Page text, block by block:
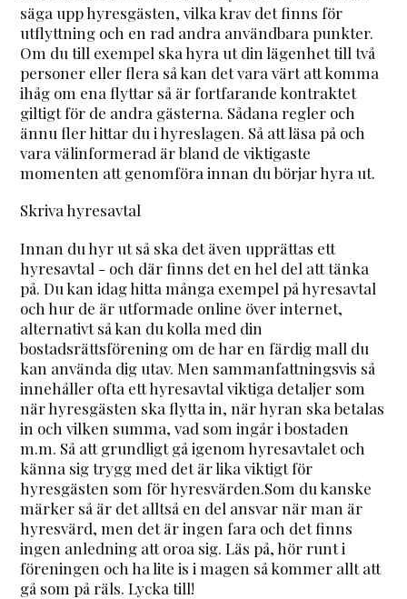
säga upp hyresgästen, vilka krav det finns för
utflyttning och en rad andra användbara punkter.
Om du till exempel ska hyra ut din lägenhet till två
personer eller flera så kan det vara värt att komma
ihåg om ena flyttar så är fortfarande kontraktet
giltigt för de andra gästerna. Sådana regler och
ännu fler hittar du i hyreslagen. Så att läsa på och
vara välinformerad är bland de viktigaste
momenten att genomföra innan du börjar hyra ut.
Skriva hyresavtal
Innan du hyr ut så ska det även upprättas ett
hyresavtal - och där finns det en hel del att tänka
på. Du kan idag hitta många exempel på hyresavtal
och hur de är utformade online över internet,
alternativt så kan du kolla med din
bostadsrättsförening om de har en färdig mall du
kan använda dig utav. Men sammanfattningsvis så
innehåller ofta ett hyresavtal viktiga detaljer som
när hyresgästen ska flytta in, när hyran ska betalas
in och vilken summa, vad som ingår i bostaden
m.m. Så att grundligt gå igenom hyresavtalet och
känna sig trygg med det är lika viktigt för
hyresgästen som för hyresvärden.Som du kanske
märker så är det alltså en del ansvar när man är
hyresvärd, men det är ingen fara och det finns
ingen anledning att oroa sig. Läs på, hör runt i
föreningen och ha lite is i magen så kommer allt att
gå som på räls. Lycka till!